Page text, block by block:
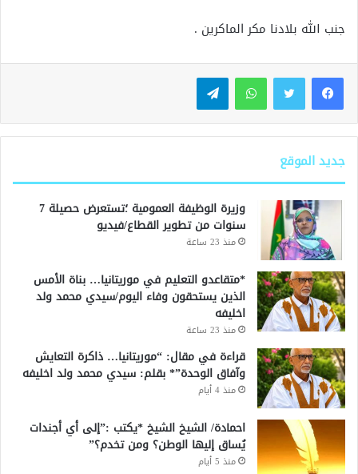
جنب الله بلادنا مكر الماكرين .
واتساب تيلقرام
جديد الموقع
وزيرة الوظيفة العمومية ؛تستعرض حصيلة 7
سنوات من تطوير القطاع/فيديو
منذ 23 ساعة
*متقاعدو التعليم في موريتانيا… بناة الأمس
الذين يستحقون وفاء اليوم/سيدي محمد ولد
اخليفه
منذ 23 ساعة
قراءة في مقال: “موريتانيا… ذاكرة التعايش
وآفاق الوحدة”* بقلم: سيدي محمد ولد اخليفه
منذ 4 أيام
احمادة/ الشيخ الشيخ *يكتب :”إلى أي أجندات
يُساق إليها الوطن؟ ومن تخدم؟”
منذ 5 أيام